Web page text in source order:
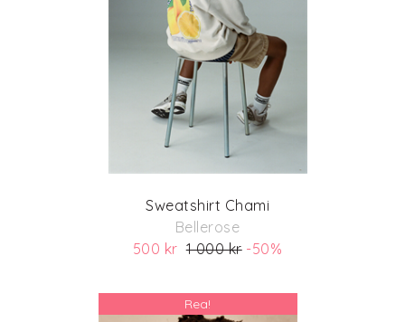
Sweatshirt Chami
Bellerose
500 kr1 000 kr-50%
Rea!